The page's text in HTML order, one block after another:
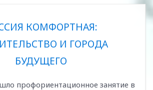
КОМФОРТНАЯ:
И ГОРОДА
БУДУЩЕГО
профориентационное занятие в